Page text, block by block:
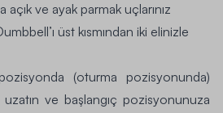
ve ayak parmak uçlarınız
üst kısmından iki elinizle
(oturma pozisyonunda)
ve başlangıç pozisyonunuza